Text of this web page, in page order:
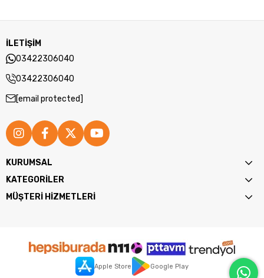
İLETİŞİM
03422306040
03422306040
[email protected]
KURUMSAL
KATEGORİLER
MÜŞTERİ HİZMETLERİ
Apple Store Google Play